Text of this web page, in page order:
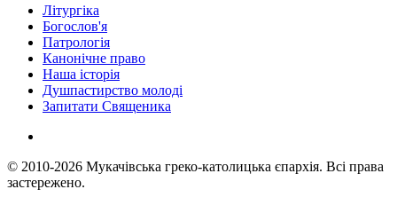
Літургіка
Богослов'я
Патрологія
Канонічне право
Наша історія
Душпастирство молоді
Запитати Священика
© 2010-2026 Мукачівська греко-католицька єпархія. Всі права
застережено.